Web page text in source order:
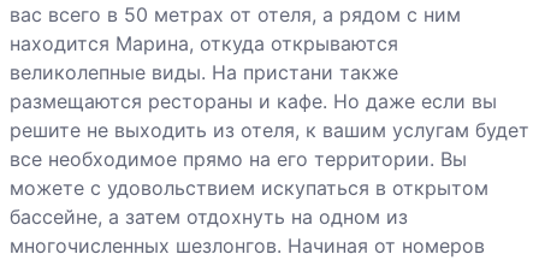
вас всего в 50 метрах от отеля, а рядом с ним
находится Марина, откуда открываются
великолепные виды. На пристани также
размещаются рестораны и кафе. Но даже если вы
решите не выходить из отеля, к вашим услугам будет
все необходимое прямо на его территории. Вы
можете с удовольствием искупаться в открытом
бассейне, а затем отдохнуть на одном из
многочисленных шезлонгов. Начиная от номеров